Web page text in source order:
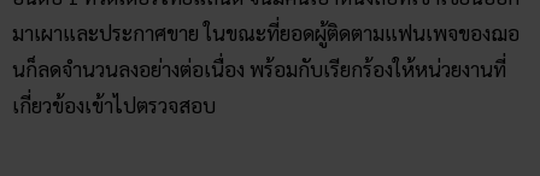
มาเผาและประกาศขาย ในขณะที่ยอดผู้ติดตามแฟนเพจของฌอ
นก็ลดจำนวนลงอย่างต่อเนื่อง พร้อมกับเรียกร้องให้หน่วยงานที่
เกี่ยวข้องเข้าไปตรวจสอบ